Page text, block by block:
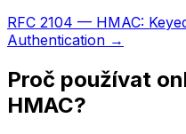
RFC 2104 — HMAC:
Authentication →
Proč používat
HMAC?